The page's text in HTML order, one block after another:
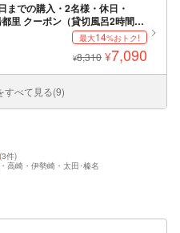
までの購入・2名様・休日・
里 クーポン（貸切風呂2時間）
最大14%おトク!
¥8,310 ¥7,090
すべて見る(9)
(3件)
高崎・伊勢崎・太田･榛名